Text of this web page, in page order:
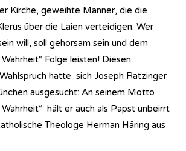
Kirche, geweihte Männer, die die
über die Laien verteidigen. Wer
will, soll gehorsam sein und dem
Folge leisten! Diesen
hatte sich Joseph Ratzinger
ausgesucht: An seinem Motto
hält er auch als Papst unbeirrt
Theologe Herman Häring aus